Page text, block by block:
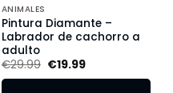
ANIMALES
Pintura Diamante –
Labrador de cachorro a
adulto
€29.99 €19.99